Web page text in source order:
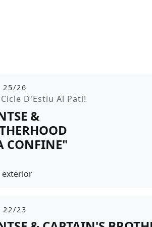
25/26
D'Estiu Al Pati!
&
CONFINE"
exterior
22/23